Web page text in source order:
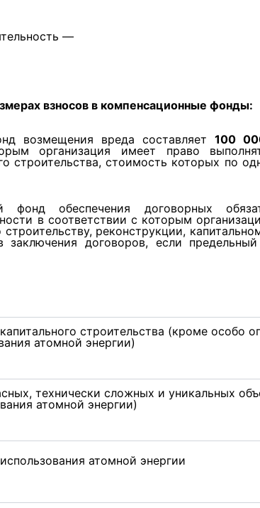
—
взносов в компенсационные фонды:
возмещения вреда составляет 100
организация имеет право
строительства, стоимость которых по
обеспечения договорных
в соответствии с которым
реконструкции,
заключения договоров, если
строительства (кроме особо
атомной энергии)
технически сложных и уникальных
атомной энергии)
атомной энергии